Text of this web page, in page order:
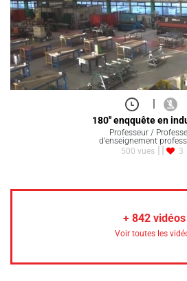
180'' enqquête en
Professeur /
d'enseignement
500 vues
3
+ 842vidéos
Voir toutes les